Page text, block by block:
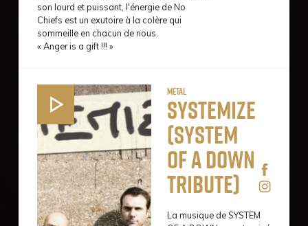
son lourd et puissant, l'énergie de No
Chiefs est un exutoire à la colère qui
sommeille en chacun de nous.
« Anger is a gift !!! »
Metal
Systemize
(System
of a Down
Tribute)
La musique de SYSTEM